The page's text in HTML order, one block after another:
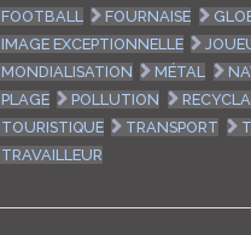
FOOTBALL
FOURNAISE
IMAGE EXCEPTIONNELLE
MONDIALISATION
MÉTAL
PLAGE
POLLUTION
TOURISTIQUE
TRANSPORT
TRAVAILLEUR